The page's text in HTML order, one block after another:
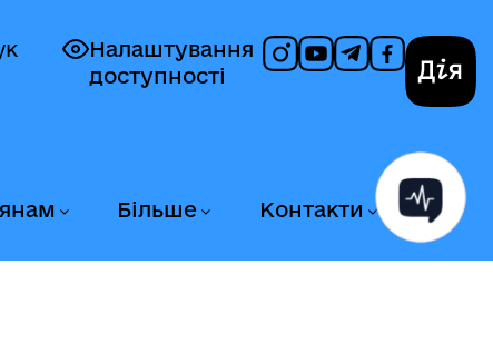
Налаштування
доступності
Більше Контакти